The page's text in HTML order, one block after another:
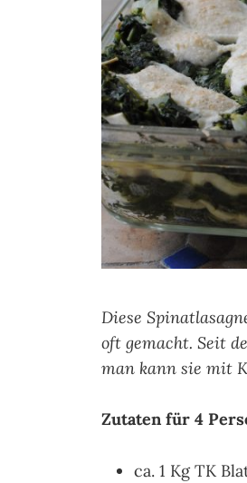
Diese
oft gemacht. Seit
man kann sie mit
Zutaten für 4
ca. 1 Kg TK